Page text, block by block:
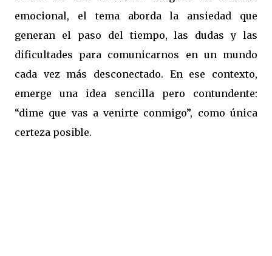
emocional, el tema aborda la ansiedad que
generan el paso del tiempo, las dudas y las
dificultades para comunicarnos en un mundo
cada vez más desconectado. En ese contexto,
emerge una idea sencilla pero contundente:
“dime que vas a venirte conmigo”, como única
certeza posible.